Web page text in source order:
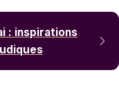
: inspirations